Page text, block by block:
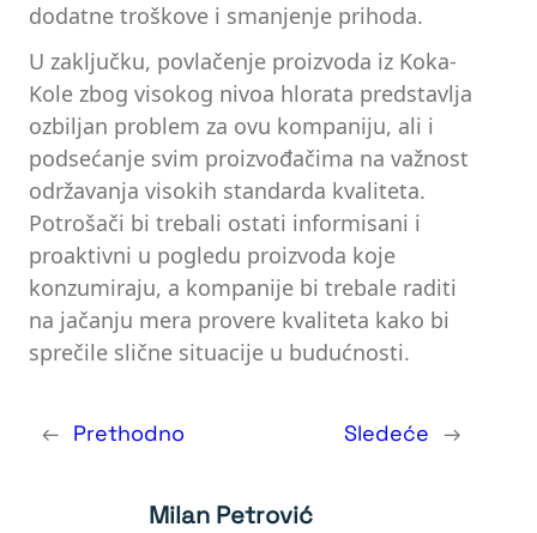
dodatne troškove i smanjenje prihoda.
U zaključku, povlačenje proizvoda iz Koka-
Kole zbog visokog nivoa hlorata predstavlja
ozbiljan problem za ovu kompaniju, ali i
podsećanje svim proizvođačima na važnost
održavanja visokih standarda kvaliteta.
Potrošači bi trebali ostati informisani i
proaktivni u pogledu proizvoda koje
konzumiraju, a kompanije bi trebale raditi
na jačanju mera provere kvaliteta kako bi
sprečile slične situacije u budućnosti.
← Prethodno Sledeće →
Milan Petrović